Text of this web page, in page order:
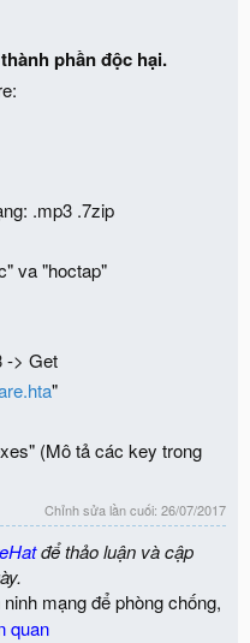
phần độc hại.
.mp3 .7zip
va "hoctap"
-> Get
"
(Mô tả các key trong
Chỉnh sửa lần cuối: 26/07/2017
để thảo luận và cập
mạng để phòng chống,
quan